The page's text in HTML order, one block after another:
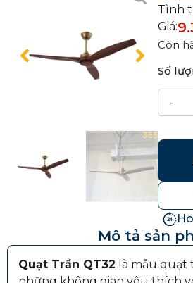
Tình
Giá:
Còn
Số
Mô tả sản
Quạt Trần QT32 là mẫu quạt